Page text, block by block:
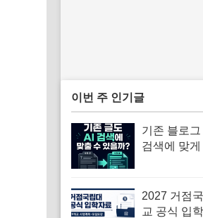
이번 주 인기글
기존 블로
검색에 맞
2027 거점
교 공식 입